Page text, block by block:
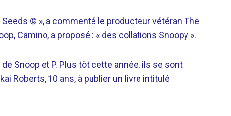
© », a commenté le producteur vétéran The
Camino, a proposé : « des collations Snoopy ».
Snoop et P. Plus tôt cette année, ils se sont
Roberts, 10 ans, à publier un livre intitulé